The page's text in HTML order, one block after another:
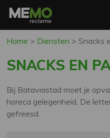
Home > Diensten > Snacks
SNACKS EN
Bij Bataviastad moet je
horeca gelegenheid. De
gefreesd.